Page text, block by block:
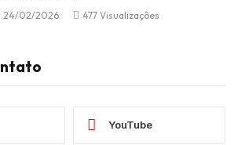
24/02/2026 477 Visualizações
YouTube